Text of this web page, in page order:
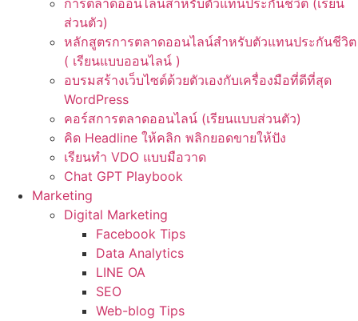
การตลาดออนไลน์สำหรับตัวแทนประกันชีวิต (เรียน
ส่วนตัว)
หลักสูตรการตลาดออนไลน์สำหรับตัวแทนประกันชีวิต
( เรียนแบบออนไลน์ )
อบรมสร้างเว็บไซต์ด้วยตัวเองกับเครื่องมือที่ดีที่สุด
WordPress
คอร์สการตลาดออนไลน์ (เรียนแบบส่วนตัว)
คิด Headline ให้คลิก พลิกยอดขายให้ปัง
เรียนทำ VDO แบบมือวาด
Chat GPT Playbook
Marketing
Digital Marketing
Facebook Tips
Data Analytics
LINE OA
SEO
Web-blog Tips